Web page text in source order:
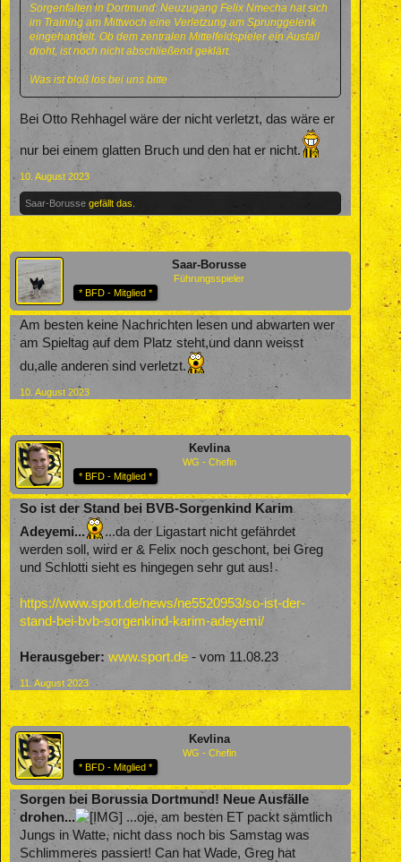
Sorgenfalten in Dortmund: Neuzugang Felix Nmecha hat sich
im Training am Mittwoch eine Verletzung am Sprunggelenk
eingehandelt. Ob dem zentralen Mittelfeldspieler ein Ausfall
droht, ist noch nicht abschließend geklärt.
Was ist bloß los bei uns bitte
Bei Otto Rehhagel wäre der nicht verletzt, das wäre er
nur bei einem glatten Bruch und den hat er nicht.
10. August 2023
Saar-Borusse gefällt das.
Saar-Borusse
Führungsspieler
* BFD - Mitglied *
Am besten keine Nachrichten lesen und abwarten wer
am Spieltag auf dem Platz steht,und dann weisst
du,alle anderen sind verletzt.
10. August 2023
Kevlina
WG - Chefin
* BFD - Mitglied *
So ist der Stand bei BVB-Sorgenkind Karim
Adeyemi...
...da der Ligastart nicht gefährdet
werden soll, wird er & Felix noch geschont, bei Greg
und Schlotti sieht es hingegen sehr gut aus!
https://www.sport.de/news/ne5520953/so-ist-der-
stand-bei-bvb-sorgenkind-karim-adeyemi/
Herausgeber: www.sport.de - vom 11.08.23
11. August 2023
Kevlina
WG - Chefin
* BFD - Mitglied *
Sorgen bei Borussia Dortmund! Neue Ausfälle
drohen...
...oje, am besten ET packt sämtlich
Jungs in Watte, nicht dass noch bis Samstag was
Schlimmeres passiert! Can hat Wade, Greg hat